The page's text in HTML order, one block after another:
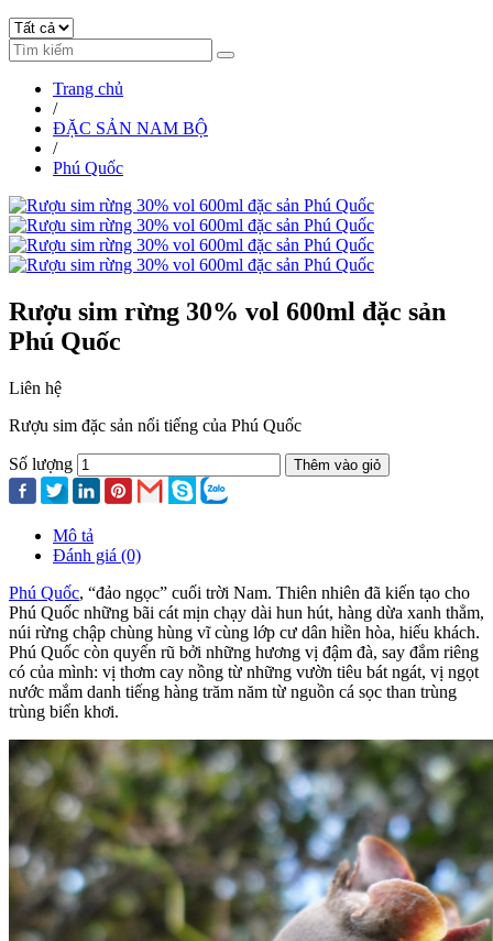
Trang chủ
/
ĐẶC SẢN NAM BỘ
/
Phú Quốc
Rượu sim rừng 30% vol 600ml đặc sản
Phú Quốc
Liên hệ
Rượu sim đặc sản nổi tiếng của Phú Quốc
Số lượng Thêm vào giỏ
Mô tả
Đánh giá (0)
Phú Quốc, “đảo ngọc” cuối trời Nam. Thiên nhiên đã kiến tạo cho
Phú Quốc những bãi cát mịn chạy dài hun hút, hàng dừa xanh thẳm,
núi rừng chập chùng hùng vĩ cùng lớp cư dân hiền hòa, hiếu khách.
Phú Quốc còn quyến rũ bởi những hương vị đậm đà, say đắm riêng
có của mình: vị thơm cay nồng từ những vườn tiêu bát ngát, vị ngọt
nước mắm danh tiếng hàng trăm năm từ nguồn cá sọc than trùng
trùng biển khơi.